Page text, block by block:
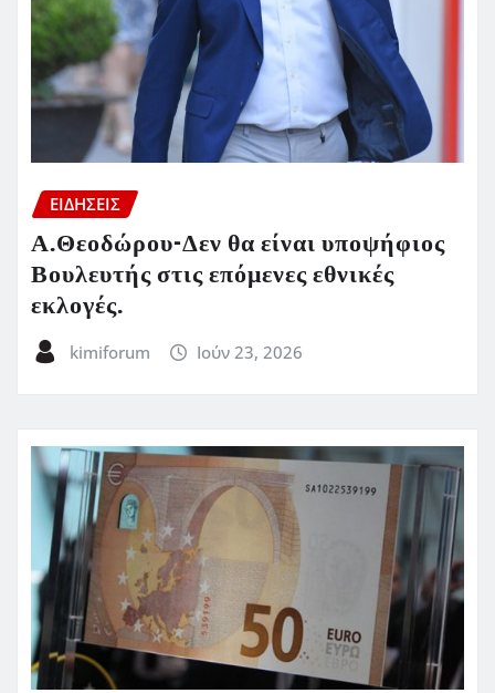
ΕΙΔΗΣΕΙΣ
Α.Θεοδώρου-Δεν θα είναι υποψήφιος
Βουλευτής στις επόμενες εθνικές
εκλογές.
kimiforum Ιούν 23, 2026